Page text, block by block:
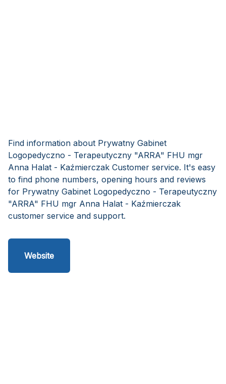
Find information about Prywatny Gabinet
Logopedyczno - Terapeutyczny "ARRA" FHU mgr
Anna Halat - Kaźmierczak Customer service. It's easy
to find phone numbers, opening hours and reviews
for Prywatny Gabinet Logopedyczno - Terapeutyczny
"ARRA" FHU mgr Anna Halat - Kaźmierczak
customer service and support.
Website